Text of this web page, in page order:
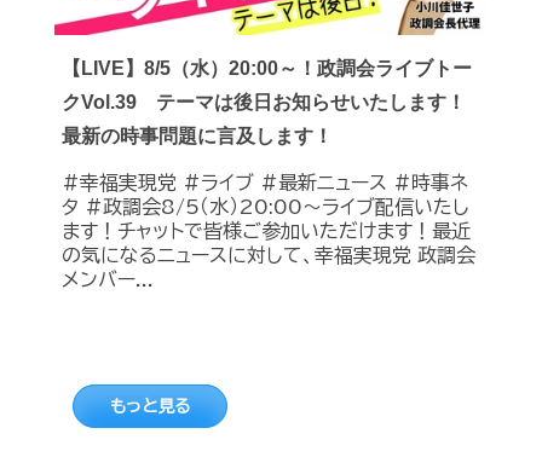
【LIVE】8/5（水）20:00～！政調会ライブトー
クVol.39 テーマは後日お知らせいたします！
最新の時事問題に言及します！
#幸福実現党 #ライブ #最新ニュース #時事ネ
タ #政調会8/5（水）20:00～ライブ配信いたし
ます！チャットで皆様ご参加いただけます！最近
の気になるニュースに対して、幸福実現党 政調会
メンバー...
もっと見る